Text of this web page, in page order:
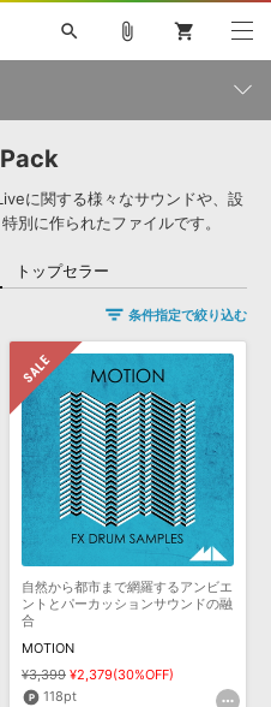
音楽カード製作サービス
楽曲配信流通サービス
次世代型
search
巡音ルカ V4X
SPITFIRE AUDIO
SERUM
ライセンスフリーBGM
MUTANT
ROUTER.FM
ェクト サンプルパック
DAW 効果音 BGM
attach_file shopping_cart
に関する様々なサウンドや、設
別に作られたファイルです。
トップセラー
条件指定で絞り込む
自然から都市まで網羅するアンビエ
ントとパーカッションサウンドの融
合
MOTION
¥3,399 ¥2,379(30%OFF)
118pt